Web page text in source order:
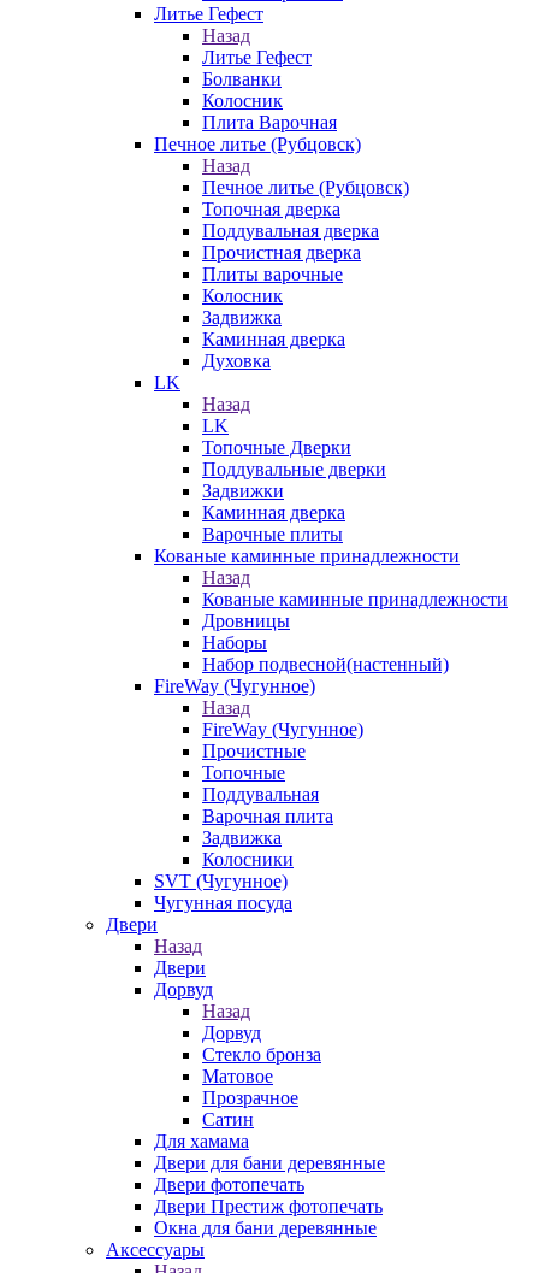
Литье Гефест
Назад
Литье Гефест
Болванки
Колосник
Плита Варочная
Печное литье (Рубцовск)
Назад
Печное литье (Рубцовск)
Топочная дверка
Поддувальная дверка
Прочистная дверка
Плиты варочные
Колосник
Задвижка
Каминная дверка
Духовка
LK
Назад
LK
Топочные Дверки
Поддувальные дверки
Задвижки
Каминная дверка
Варочные плиты
Кованые каминные принадлежности
Назад
Кованые каминные принадлежности
Дровницы
Наборы
Набор подвесной(настенный)
FireWay (Чугунное)
Назад
FireWay (Чугунное)
Прочистные
Топочные
Поддувальная
Варочная плита
Задвижка
Колосники
SVT (Чугунное)
Чугунная посуда
Двери
Назад
Двери
Дорвуд
Назад
Дорвуд
Стекло бронза
Матовое
Прозрачное
Сатин
Для хамама
Двери для бани деревянные
Двери фотопечать
Двери Престиж фотопечать
Окна для бани деревянные
Аксессуары